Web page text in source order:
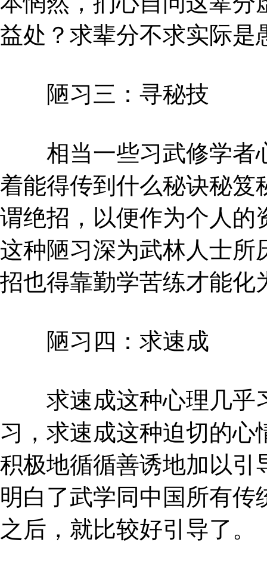
益处？求辈分不求实际是
陋习三：寻秘技
相当一些习武修学者
着能得传到什么秘诀秘笈
谓绝招，以便作为个人的
这种陋习深为武林人士所
招也得靠勤学苦练才能化
陋习四：求速成
求速成这种心理几乎
习，求速成这种迫切的
积极地循循善诱地加以引
明白了武学同中国所有
之后，就比较好引导了。